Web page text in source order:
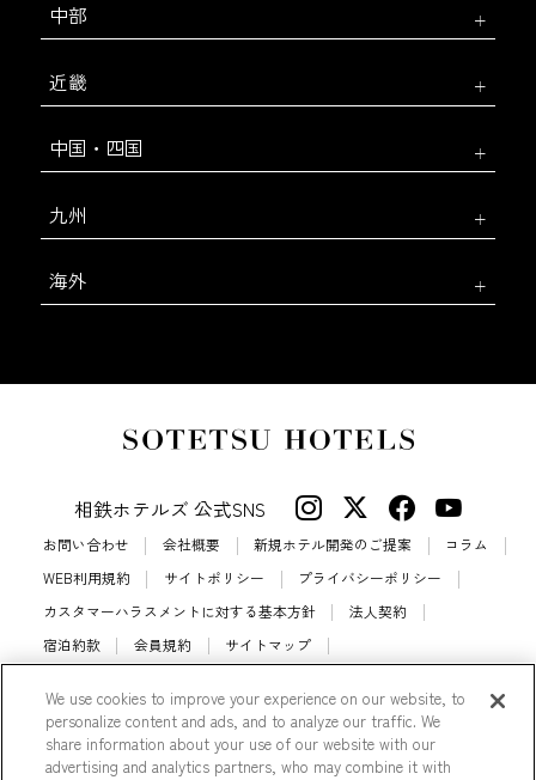
中部
近畿
中国・四国
九州
海外
相鉄ホテルズ 公式SNS
お問い合わせ 会社概要 新規ホテル開発のご提案
コラム
WEB利用規約
サイトポリシー
プライバシーポリシー
カスタマーハラスメントに対する基本方針
法人契約
宿泊約款
会員規約
サイトマップ
Cookie Settings
We use cookies to improve your experience on our website, to
personalize content and ads, and to analyze our traffic. We
share information about your use of our website with our
advertising and analytics partners, who may combine it with